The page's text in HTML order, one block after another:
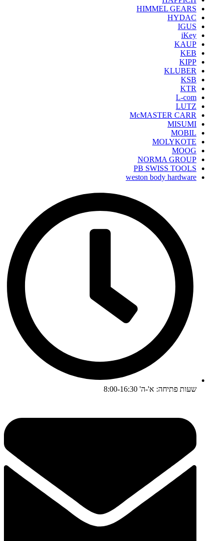
HIMMEL GEARS
HYDAC
IGUS
iKey
KAUP
KEB
KIPP
KLUBER
KSB
KTR
L-com
LUTZ
McMASTER CARR
MISUMI
MOBIL
MOLYKOTE
MOOG
NORMA GROUP
PB SWISS TOOLS
weston body hardware
שעות פתיחה: א'-ה' 8:00-16:30